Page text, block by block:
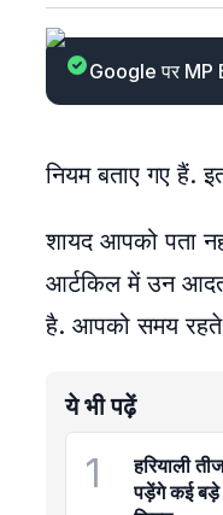
Google पर MP
नियम बताए गए हैं.
शायद आपको पता
आर्टकिल में उन
है. आपको समय रहते
ये भी पढ़ें
1
हरियाली
पड़ेंगे कई बड़े